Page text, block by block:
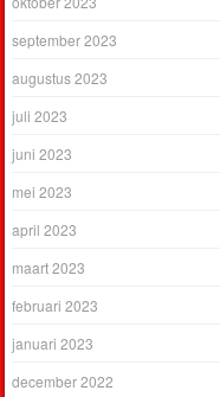
september 2023
augustus 2023
juli 2023
juni 2023
mei 2023
april 2023
maart 2023
februari 2023
januari 2023
december 2022